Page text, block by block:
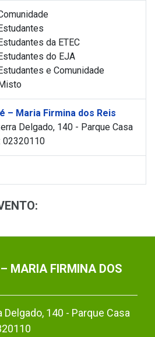
da ETEC
do EJA
e Comunidade
– Maria Firmina dos Reis
Delgado, 140 - Parque Casa
02320110
MARIA FIRMINA DOS
Delgado, 140 - Parque Casa